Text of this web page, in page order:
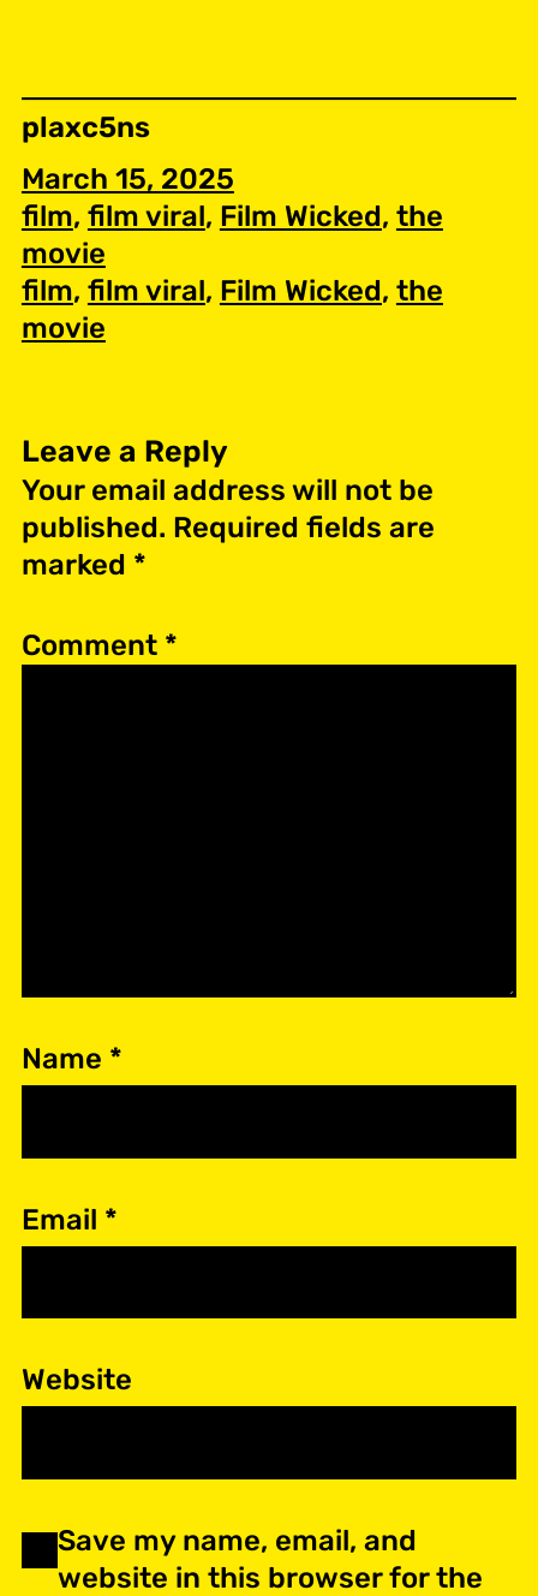
plaxc5ns
March 15, 2025
film, film viral, Film Wicked, the
movie
film, film viral, Film Wicked, the
movie
Leave a Reply
Your email address will not be
published. Required fields are
marked *
Comment *
Name *
Email *
Website
Save my name, email, and
website in this browser for the